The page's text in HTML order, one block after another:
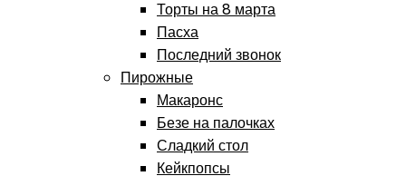
Торты на 8 марта
Пасха
Последний звонок
Пирожные
Макаронс
Безе на палочках
Сладкий стол
Кейкпопсы